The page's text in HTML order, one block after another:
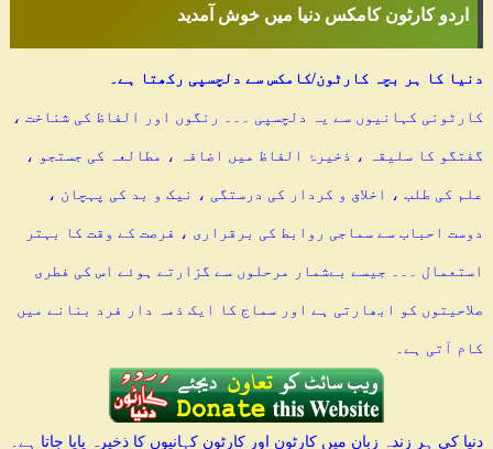
اردو کارٹون کامکس دنیا میں خوش آمدید
دنیا کا ہر بچہ کارٹون/کامکس سے دلچسپی رکھتا ہے۔
کارٹونی کہانیوں سے یہ دلچسپی ۔۔۔ رنگوں اور الفاظ کی شناخت ،
گفتگو کا سلیقہ ، ذخیرۂ الفاظ میں اضافہ ، مطالعہ کی جستجو ،
علم کی طلب ، اخلاق و کردار کی درستگی ، نیک و بد کی پہچان ،
دوست احباب سے سماجی روابط کی برقراری ، فرصت کے وقت کا بہتر
استعمال ۔۔۔ جیسے بےشمار مرحلوں سے گزارتے ہوئے اس کی فطری
صلاحیتوں کو ابھارتی ہے اور سماج کا ایک ذمہ دار فرد بنانے میں
کام آتی ہے۔
دنیا کی ہر زندہ زبان میں کارٹون اور کارٹون کہانیوں کا ذخیرہ پایا جاتا ہے۔